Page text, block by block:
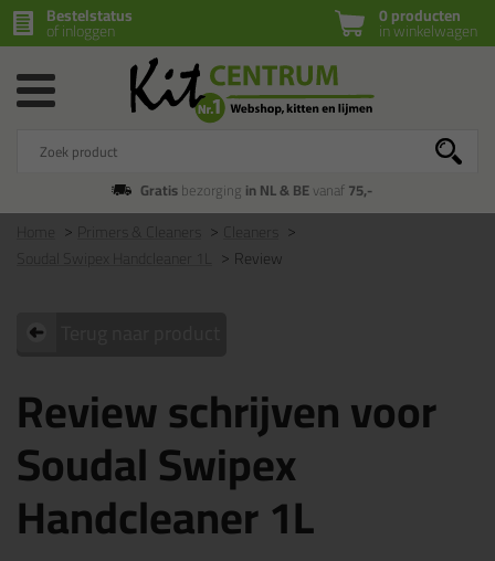
0 producten
in winkelwagen
Bestelstatus
of inloggen
Gratisbezorging in NL & BEvanaf75,-
Soudal Swipex Handcleaner 1L
Review
Review schrijven voor
Soudal Swipex
Handcleaner 1L